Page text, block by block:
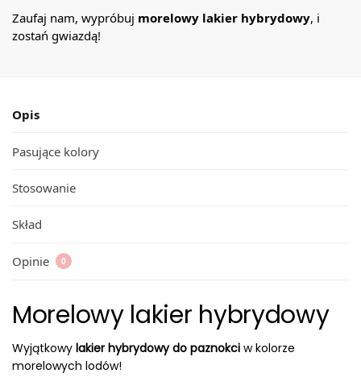
Zaufaj nam, wypróbuj morelowy lakier hybrydowy, i
zostań gwiazdą!
Opis
Pasujące kolory
Stosowanie
Skład
Opinie 0
Morelowy lakier hybrydowy
Wyjątkowy lakier hybrydowy do paznokci w kolorze
morelowych lodów!